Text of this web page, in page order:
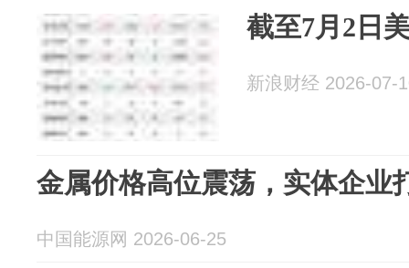
截至7月2日
新浪财经 2026-07-
金属价格高位震荡，实体企业
中国能源网 2026-06-25